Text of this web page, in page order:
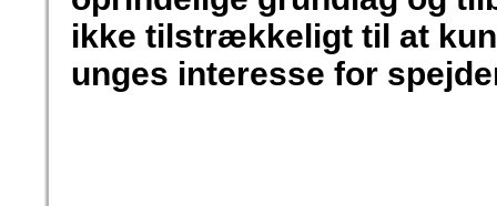
ikke tilstrækkeligt til at
unges interesse for